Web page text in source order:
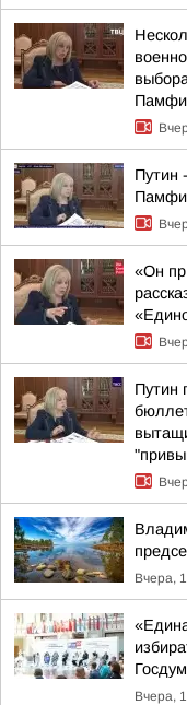
Путин
«Он
Путин
Вчера,
Вчера,